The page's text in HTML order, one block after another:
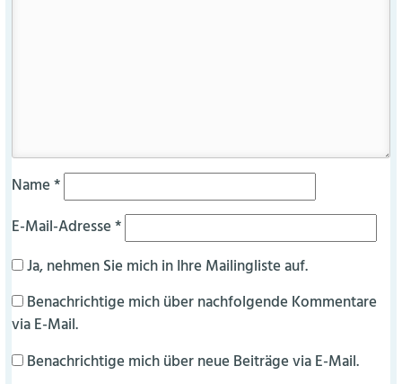
Name*
E-Mail-Adresse*
Ja, nehmen Sie mich in Ihre Mailingliste auf.
Benachrichtige mich über nachfolgende Kommentare
via E-Mail.
Benachrichtige mich über neue Beiträge via E-Mail.